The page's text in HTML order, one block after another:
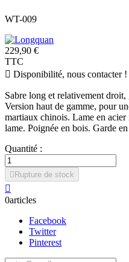
WT-009
229,90 €
TTC
 Disponibilité, nous contacter !
Sabre long et relativement
Version haut de gamme, pour
martiaux chinois. Lame en
lame. Poignée en bois. Garde
Quantité :
 Rupture de stock

0articles
Facebook
Twitter
Pinterest